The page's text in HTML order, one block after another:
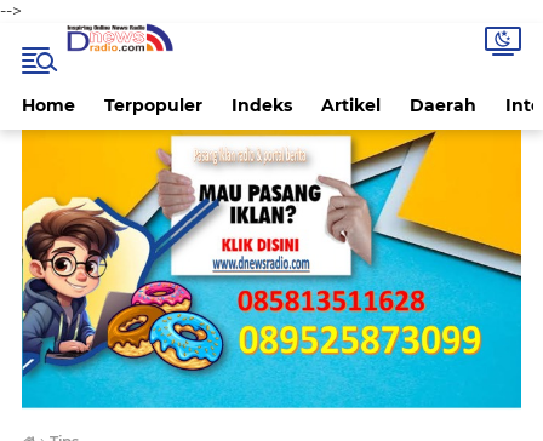
-->
Home Terpopuler Indeks Artikel Daerah